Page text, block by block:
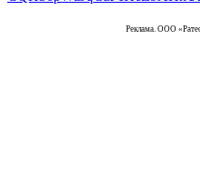
Реклама. ООО